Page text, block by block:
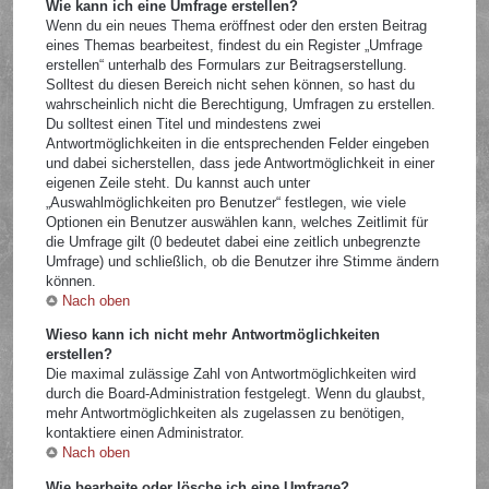
Wie kann ich eine Umfrage erstellen?
Wenn du ein neues Thema eröffnest oder den ersten Beitrag
eines Themas bearbeitest, findest du ein Register „Umfrage
erstellen“ unterhalb des Formulars zur Beitragserstellung.
Solltest du diesen Bereich nicht sehen können, so hast du
wahrscheinlich nicht die Berechtigung, Umfragen zu erstellen.
Du solltest einen Titel und mindestens zwei
Antwortmöglichkeiten in die entsprechenden Felder eingeben
und dabei sicherstellen, dass jede Antwortmöglichkeit in einer
eigenen Zeile steht. Du kannst auch unter
„Auswahlmöglichkeiten pro Benutzer“ festlegen, wie viele
Optionen ein Benutzer auswählen kann, welches Zeitlimit für
die Umfrage gilt (0 bedeutet dabei eine zeitlich unbegrenzte
Umfrage) und schließlich, ob die Benutzer ihre Stimme ändern
können.
Nach oben
Wieso kann ich nicht mehr Antwortmöglichkeiten
erstellen?
Die maximal zulässige Zahl von Antwortmöglichkeiten wird
durch die Board-Administration festgelegt. Wenn du glaubst,
mehr Antwortmöglichkeiten als zugelassen zu benötigen,
kontaktiere einen Administrator.
Nach oben